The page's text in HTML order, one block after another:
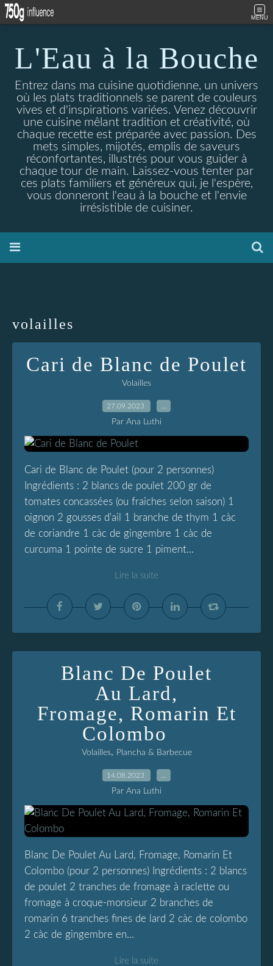
MENU
L'Eau à la Bouche
Entrez dans ma cuisine quotidienne, un univers
où les plats traditionnels se parent de couleurs
vives et d'inspirations variées. Venez découvrir
une cuisine mêlant tradition et créativité, où
chaque recette est préparée avec passion. Des
mets simples, mijotés, emplis de saveurs
réconfortantes, illustrés pour vous guider à
chaque tour de main. Laissez-vous tenter par
ces plats familiers et généreux qui, je l'espère,
vous donneront l'eau à la bouche et l'envie
irrésistible de cuisiner.
volailles
Cari de Blanc de Poulet
Volailles
27.09.2023
Par Ana Luthi
Cari de Blanc de Poulet (pour 2 personnes)
Ingrédients : 2 blancs de poulet 200 gr de
tomates concassées (ou fraîches selon saison) 1
oignon 2 gousses d'ail 1 branche de thym 1 càc
de coriandre 1 càc de gingembre 1 càc de
curcuma 1 pointe de sucre 1 piment...
Lire la suite
Blanc De Poulet
Au Lard,
Fromage, Romarin Et
Colombo
Volailles, Plancha & Barbecue
14.08.2023
Par Ana Luthi
Blanc De Poulet Au Lard, Fromage, Romarin Et
Colombo (pour 2 personnes) Ingrédients : 2 blancs
de poulet 2 tranches de fromage à raclette ou
fromage à croque-monsieur 2 branches de
romarin 6 tranches fines de lard 2 càc de colombo
2 càc de gingembre en...
Lire la suite